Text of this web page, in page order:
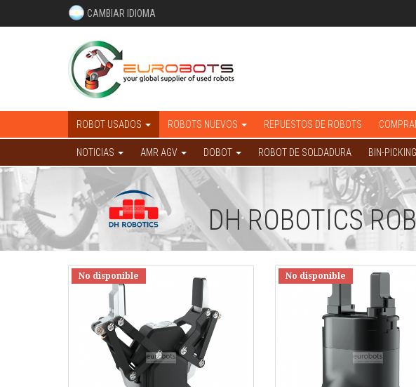
CAMBIAR IDIOMA
ROBOT USADOS ROBOTS NUEVOS REPUESTOS DE ROBOTS
NOTICIAS AMR AGV DOBOT ROBOT DE SOLDADURA BIN-PICKING
DH ROBOTICS
No disponible No disponible